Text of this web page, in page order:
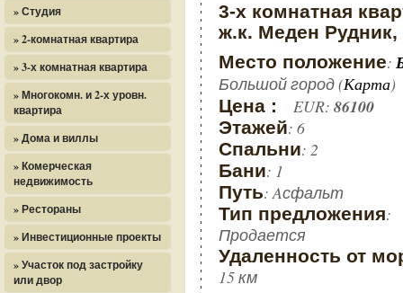
» Студия
» 2-комнатная квартира
» 3-х комнатная квартира
» Многокомн. и 2-х уровн.
квартира
» Дома и виллы
» Комерческая
недвижимость
» Рестораны
» Инвестиционные проекты
» Участок под застройку
или двор
3-х комнатная
ж.к. Меден Рудник,
Место положение:
Большой город (Карта)
Цена : EUR: 86100
Этажей: 6
Спальни: 2
Бани: 1
Путь: Aсфальт
Тип предложения:
Продается
Удаленность от
15 км